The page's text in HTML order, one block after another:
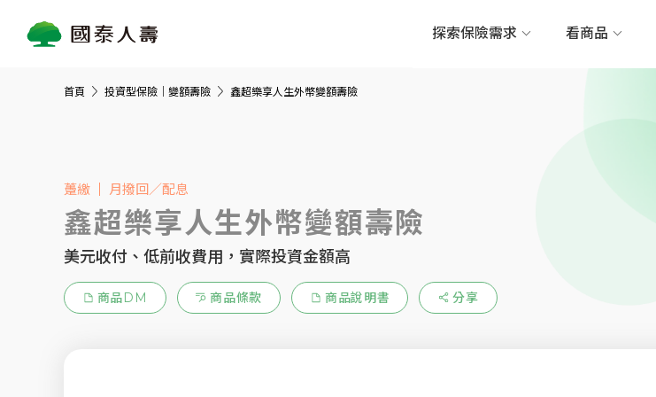
探索保險需求 看商品
首頁 投資型保險｜變額壽險 鑫超樂享人生外幣變額壽險
躉繳 月撥回／配息
鑫超樂享人生外幣變額壽險
美元收付、低前收費用，實際投資金額高
商品DM 商品條款 商品說明書 分享